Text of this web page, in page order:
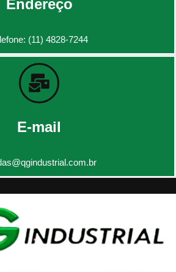
Endereço
(11) 4828-7244
E-mail